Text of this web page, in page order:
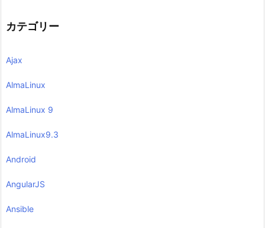
カテゴリー
Ajax
AlmaLinux
AlmaLinux 9
AlmaLinux9.3
Android
AngularJS
Ansible